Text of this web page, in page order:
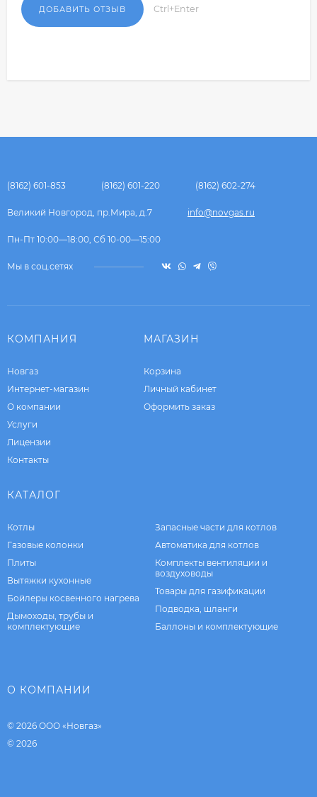
Ctrl+Enter
(8162) 601-853 (8162) 601-220 (8162) 602-274
Великий Новгород, пр.Мира, д.7 info@novgas.ru
Пн-Пт 10:00—18:00, Сб 10-00—15:00
Мы в соц.сетях
КОМПАНИЯ
Новгаз
Интернет-магазин
О компании
Услуги
Лицензии
Контакты
МАГАЗИН
Корзина
Личный кабинет
Оформить заказ
КАТАЛОГ
Котлы
Газовые колонки
Плиты
Вытяжки кухонные
Бойлеры косвенного нагрева
Дымоходы, трубы и
комплектующие
Запасные части для котлов
Автоматика для котлов
Комплекты вентиляции и
воздуховоды
Товары для газификации
Подводка, шланги
Баллоны и комплектующие
О КОМПАНИИ
© 2026 ООО «Новгаз»
© 2026